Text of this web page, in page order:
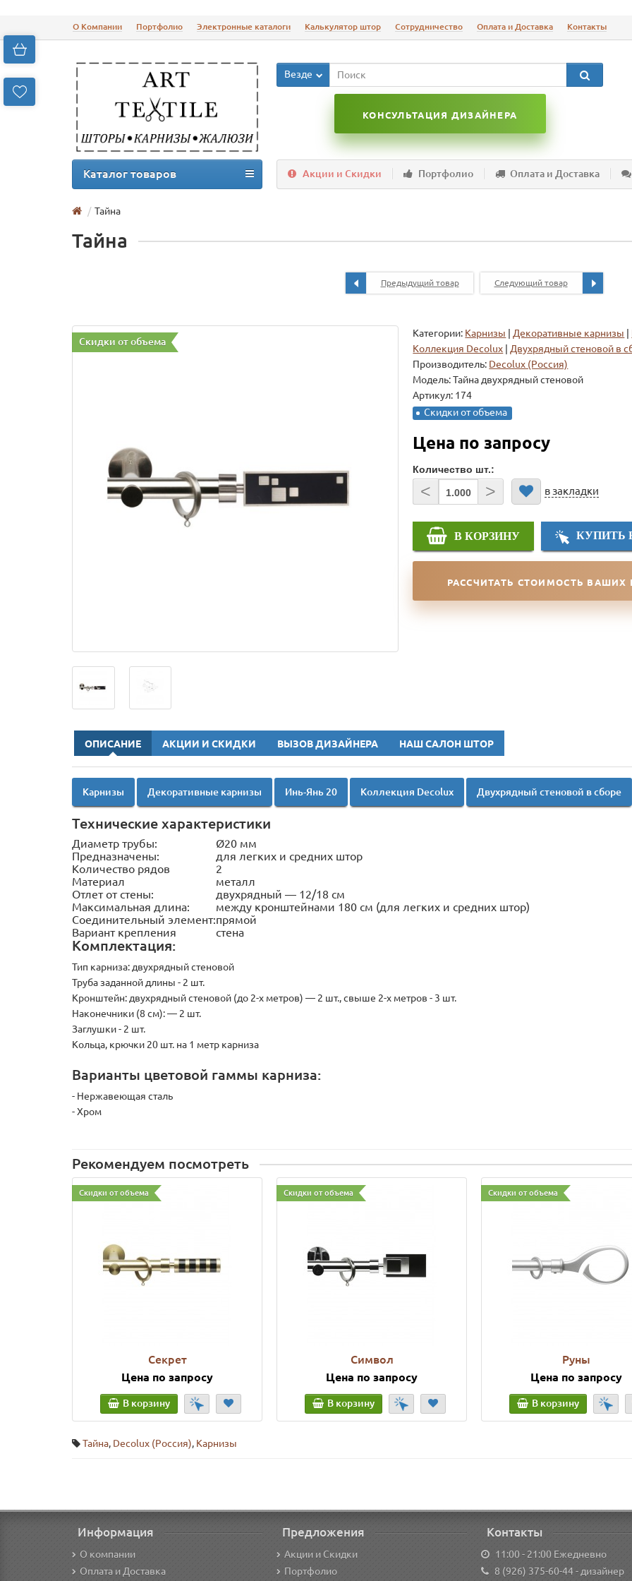
О Компании Портфолио Электронные каталоги Калькулятор штор Сотрудничество Оплата и Доставка Контакты
Везде
КОНСУЛЬТАЦИЯ ДИЗАЙНЕРА
Акции и Скидки Портфолио Оплата и Доставка
Каталог товаров
Тайна
Тайна
Предыдущий товар Следующий товар
Скидки от объема
Категории: Карнизы Декоративные карнизы
Коллекция Decolux
Двухрядный стеновой в
Производитель: Decolux (Россия)
Модель:Тайна двухрядный стеновой
Артикул: 174
Скидки от объема
Цена по запросу
Количество шт.:
< > в закладки
В КОРЗИНУ КУПИТЬ
РАССЧИТАТЬ СТОИМОСТЬ ВАШИХ
ОПИСАНИЕ АКЦИИ И СКИДКИ ВЫЗОВ ДИЗАЙНЕРА НАШ САЛОН ШТОР
Карнизы Декоративные карнизы Инь-Янь 20 Коллекция Decolux Двухрядный стеновой в сборе
Технические характеристики
Диаметр трубы:
Ø20 мм
Предназначены:
для легких и средних штор
Количество рядов
2
Материал
металл
Отлет от стены:
двухрядный — 12/18 см
Максимальная длина:
между кронштейнами 180 см (для легких и средних штор)
Соединительный элемент:прямой
Вариант крепления
стена
Комплектация:
Тип карниза: двухрядный стеновой
Труба заданной длины - 2 шт.
Кронштейн: двухрядный стеновой (до 2-х метров) — 2 шт., свыше 2-х метров - 3 шт.
Наконечники (8 см):— 2 шт.
Заглушки - 2 шт.
Кольца, крючки 20 шт. на 1 метр карниза
Варианты цветовой гаммы карниза:
- Нержавеющая сталь
- Хром
Рекомендуем посмотреть
Скидки от объема
Секрет
Цена по запросу
В корзину
Скидки от объема
Символ
Цена по запросу
В корзину
Скидки от объема
Руны
Цена по запросу
В корзину
Тайна, Decolux (Россия), Карнизы
Информация
О компании
Оплата и Доставка
Предложения
Акции и Скидки
Портфолио
Контакты
11:00 - 21:00 Ежедневно
8 (926) 375-60-44- дизайнер